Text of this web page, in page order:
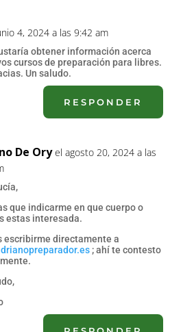
4, 2024 a las 9:42 am
obtener información acerca
cursos de preparación para libres.
Un saludo.
RESPONDER
De Ory el agosto 20, 2024 a las
que indicarme en que cuerpo o
estas interesada.
escribirme directamente a
; ahí te contesto